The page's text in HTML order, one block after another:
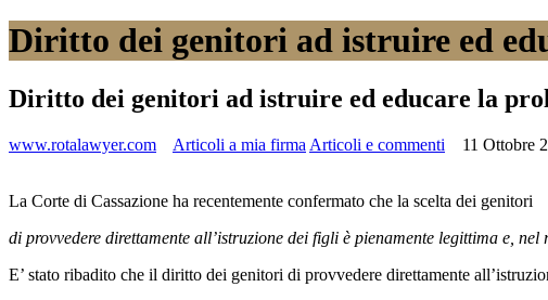
Diritto dei genitori ad istruire ed
Diritto dei genitori ad istruire ed educare la
www.rotalawyer.com Articoli a mia firma Articoli e commenti 11 Ottobre
La Corte di Cassazione ha recentemente confermato che la scelta dei genitori
di provvedere direttamente all’istruzione dei figli è pienamente legittima e,
E’ stato ribadito che il diritto dei genitori di provvedere direttamente